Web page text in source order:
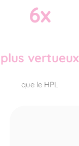
6x
plus vertueux
que le HPL